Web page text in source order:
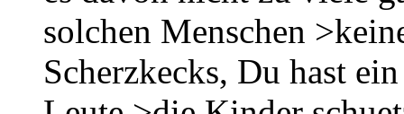
solchen Menschen
Scherzkecks, Du hast